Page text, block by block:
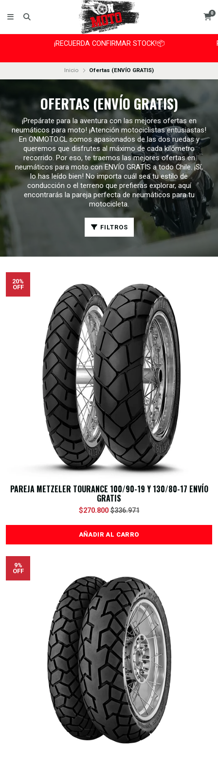
0
¡RECUERDA CONFIRMAR STOCK!📦
Inicio Ofertas (ENVÍO GRATIS)
OFERTAS (ENVÍO GRATIS)
¡Prepárate para la aventura con las mejores ofertas en
neumáticos para moto! ¡Atención motociclistas entusiastas!
En ONMOTO.CL somos apasionados de las dos ruedas y
queremos que disfrutes al máximo de cada kilómetro
recorrido. Por eso, te traemos las mejores ofertas en
neumáticos para moto con ENVÍO GRATIS a todo Chile. ¡Sí,
lo has leído bien! No importa cuál sea tu estilo de
conducción o el terreno que prefieras explorar, aquí
encontrarás la pareja perfecta de neumáticos para tu
motocicleta.
FILTROS
20%
OFF
PAREJA METZELER TOURANCE 100/90-19 Y 130/80-17 ENVÍO
GRATIS
$270.800 $336.971
AÑADIR AL CARRO
9%
OFF